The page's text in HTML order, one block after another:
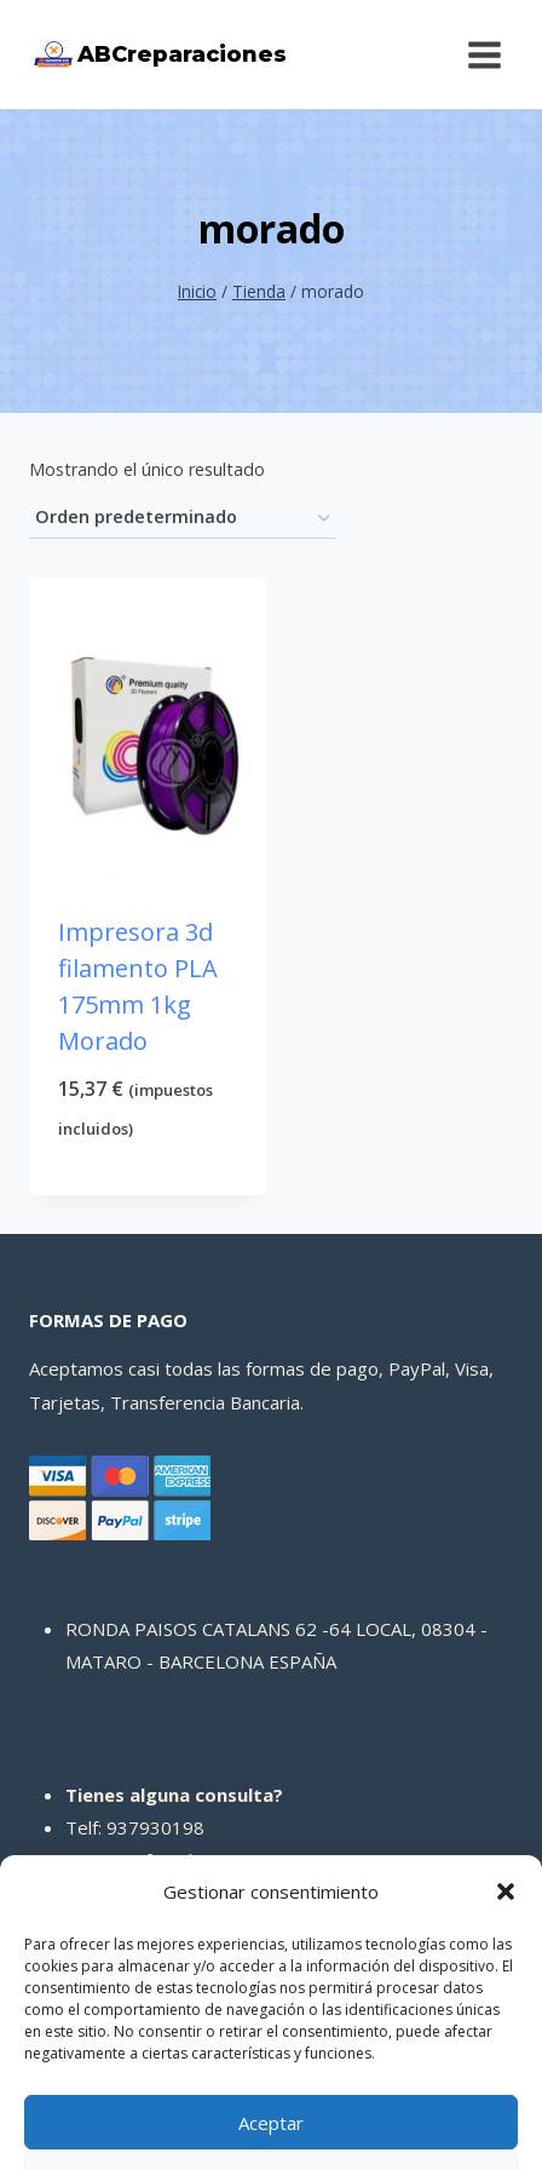
Gestionar consentimiento
Para ofrecer las mejores experiencias, utilizamos tecnologías como las
cookies para almacenar y/o acceder a la información del dispositivo. El
consentimiento de estas tecnologías nos permitirá procesar datos
como el comportamiento de navegación o las identificaciones únicas
en este sitio. No consentir o retirar el consentimiento, puede afectar
negativamente a ciertas características y funciones.
Aceptar
ABCreparaciones
morado
Inicio / Tienda / morado
Mostrando el único resultado
Impresora 3d
filamento PLA
175mm 1kg
Morado
15,37 € (impuestos
incluidos)
FORMAS DE PAGO
Aceptamos casi todas las formas de pago, PayPal, Visa,
Tarjetas, Transferencia Bancaria.
RONDA PAISOS CATALANS 62 -64 LOCAL, 08304 -
MATARO - BARCELONA ESPAÑA
Tienes alguna consulta?
Telf: 937930198
Correo: info@abcreparaciones.com
REDES SOCIALES